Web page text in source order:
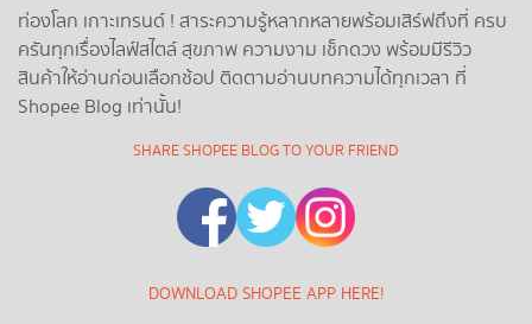
ท่องโลก เกาะเทรนด์ ! สาระความรู้หลากหลายพร้อมเสิร์ฟถึงที่ ครบ
ครันทุกเรื่องไลฟ์สไตล์ สุขภาพ ความงาม เช็กดวง พร้อมมีรีวิว
สินค้าให้อ่านก่อนเลือกช้อป ติดตามอ่านบทความได้ทุกเวลา ที่
Shopee Blog เท่านั้น!
SHARE SHOPEE BLOG TO YOUR FRIEND
DOWNLOAD SHOPEE APP HERE!